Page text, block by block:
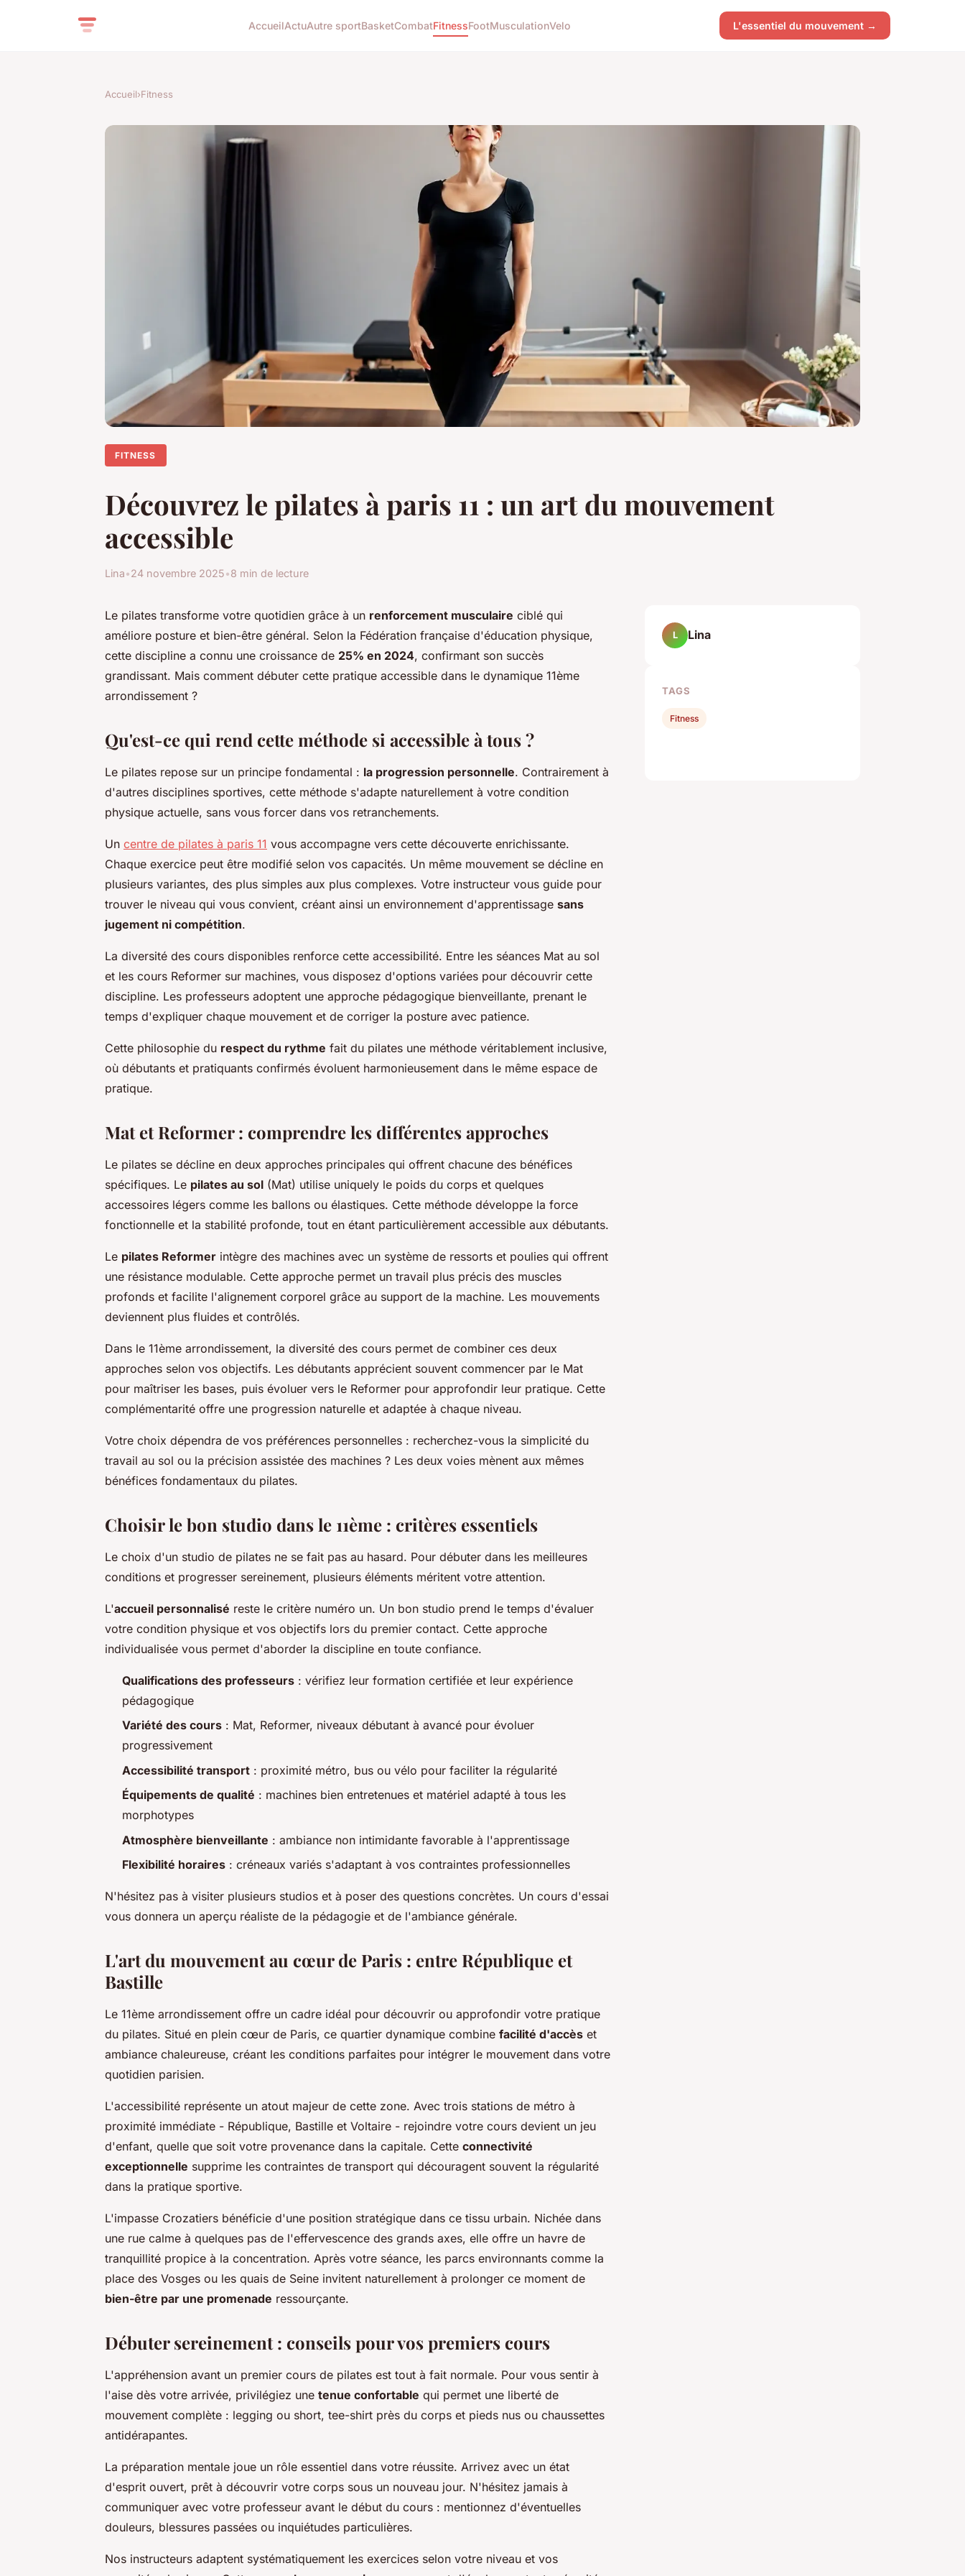
AccueilActuAutre sportBasketCombatFitnessFootMusculationVelo L'essentiel du mouvement →
Accueil›Fitness
FITNESS
Découvrez le pilates à paris 11 : un art du mouvement
accessible
Lina•24 novembre 2025•8 min de lecture
Le pilates transforme votre quotidien grâce à un renforcement musculaire ciblé qui
améliore posture et bien-être général. Selon la Fédération française d'éducation physique,
cette discipline a connu une croissance de 25% en 2024, confirmant son succès
grandissant. Mais comment débuter cette pratique accessible dans le dynamique 11ème
arrondissement ?
Qu'est-ce qui rend cette méthode si accessible à tous ?
Le pilates repose sur un principe fondamental : la progression personnelle. Contrairement à
d'autres disciplines sportives, cette méthode s'adapte naturellement à votre condition
physique actuelle, sans vous forcer dans vos retranchements.
Un centre de pilates à paris 11 vous accompagne vers cette découverte enrichissante.
Chaque exercice peut être modifié selon vos capacités. Un même mouvement se décline en
plusieurs variantes, des plus simples aux plus complexes. Votre instructeur vous guide pour
trouver le niveau qui vous convient, créant ainsi un environnement d'apprentissage sans
jugement ni compétition.
La diversité des cours disponibles renforce cette accessibilité. Entre les séances Mat au sol
et les cours Reformer sur machines, vous disposez d'options variées pour découvrir cette
discipline. Les professeurs adoptent une approche pédagogique bienveillante, prenant le
temps d'expliquer chaque mouvement et de corriger la posture avec patience.
Cette philosophie du respect du rythme fait du pilates une méthode véritablement inclusive,
où débutants et pratiquants confirmés évoluent harmonieusement dans le même espace de
pratique.
Mat et Reformer : comprendre les différentes approches
Le pilates se décline en deux approches principales qui offrent chacune des bénéfices
spécifiques. Le pilates au sol (Mat) utilise uniquely le poids du corps et quelques
accessoires légers comme les ballons ou élastiques. Cette méthode développe la force
fonctionnelle et la stabilité profonde, tout en étant particulièrement accessible aux débutants.
Le pilates Reformer intègre des machines avec un système de ressorts et poulies qui offrent
une résistance modulable. Cette approche permet un travail plus précis des muscles
profonds et facilite l'alignement corporel grâce au support de la machine. Les mouvements
deviennent plus fluides et contrôlés.
Dans le 11ème arrondissement, la diversité des cours permet de combiner ces deux
approches selon vos objectifs. Les débutants apprécient souvent commencer par le Mat
pour maîtriser les bases, puis évoluer vers le Reformer pour approfondir leur pratique. Cette
complémentarité offre une progression naturelle et adaptée à chaque niveau.
Votre choix dépendra de vos préférences personnelles : recherchez-vous la simplicité du
travail au sol ou la précision assistée des machines ? Les deux voies mènent aux mêmes
bénéfices fondamentaux du pilates.
Choisir le bon studio dans le 11ème : critères essentiels
Le choix d'un studio de pilates ne se fait pas au hasard. Pour débuter dans les meilleures
conditions et progresser sereinement, plusieurs éléments méritent votre attention.
L'accueil personnalisé reste le critère numéro un. Un bon studio prend le temps d'évaluer
votre condition physique et vos objectifs lors du premier contact. Cette approche
individualisée vous permet d'aborder la discipline en toute confiance.
Qualifications des professeurs : vérifiez leur formation certifiée et leur expérience
pédagogique
Variété des cours : Mat, Reformer, niveaux débutant à avancé pour évoluer
progressivement
Accessibilité transport : proximité métro, bus ou vélo pour faciliter la régularité
Équipements de qualité : machines bien entretenues et matériel adapté à tous les
morphotypes
Atmosphère bienveillante : ambiance non intimidante favorable à l'apprentissage
Flexibilité horaires : créneaux variés s'adaptant à vos contraintes professionnelles
N'hésitez pas à visiter plusieurs studios et à poser des questions concrètes. Un cours d'essai
vous donnera un aperçu réaliste de la pédagogie et de l'ambiance générale.
L'art du mouvement au cœur de Paris : entre République et
Bastille
Le 11ème arrondissement offre un cadre idéal pour découvrir ou approfondir votre pratique
du pilates. Situé en plein cœur de Paris, ce quartier dynamique combine facilité d'accès et
ambiance chaleureuse, créant les conditions parfaites pour intégrer le mouvement dans votre
quotidien parisien.
L'accessibilité représente un atout majeur de cette zone. Avec trois stations de métro à
proximité immédiate - République, Bastille et Voltaire - rejoindre votre cours devient un jeu
d'enfant, quelle que soit votre provenance dans la capitale. Cette connectivité
exceptionnelle supprime les contraintes de transport qui découragent souvent la régularité
dans la pratique sportive.
L'impasse Crozatiers bénéficie d'une position stratégique dans ce tissu urbain. Nichée dans
une rue calme à quelques pas de l'effervescence des grands axes, elle offre un havre de
tranquillité propice à la concentration. Après votre séance, les parcs environnants comme la
place des Vosges ou les quais de Seine invitent naturellement à prolonger ce moment de
bien-être par une promenade ressourçante.
Débuter sereinement : conseils pour vos premiers cours
L'appréhension avant un premier cours de pilates est tout à fait normale. Pour vous sentir à
l'aise dès votre arrivée, privilégiez une tenue confortable qui permet une liberté de
mouvement complète : legging ou short, tee-shirt près du corps et pieds nus ou chaussettes
antidérapantes.
La préparation mentale joue un rôle essentiel dans votre réussite. Arrivez avec un état
d'esprit ouvert, prêt à découvrir votre corps sous un nouveau jour. N'hésitez jamais à
communiquer avec votre professeur avant le début du cours : mentionnez d'éventuelles
douleurs, blessures passées ou inquiétudes particulières.
Nos instructeurs adaptent systématiquement les exercices selon votre niveau et vos
L Lina
TAGS
Fitness